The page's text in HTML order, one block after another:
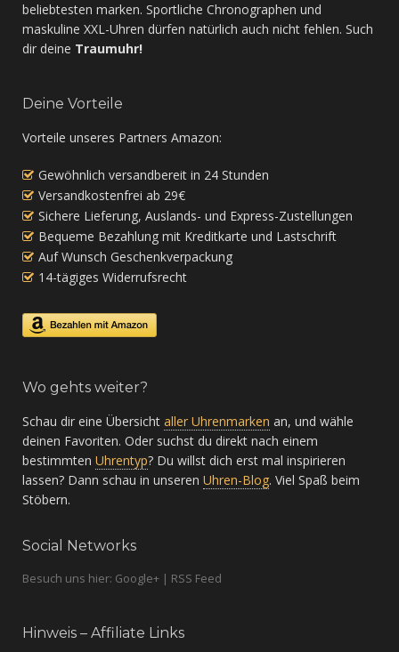
beliebtesten marken. Sportliche Chronographen und
maskuline XXL-Uhren dürfen natürlich auch nicht fehlen. Such
dir deine Traumuhr!
Deine Vorteile
Vorteile unseres Partners Amazon:
Gewöhnlich versandbereit in 24 Stunden
Versandkostenfrei ab 29€
Sichere Lieferung, Auslands- und Express-Zustellungen
Bequeme Bezahlung mit Kreditkarte und Lastschrift
Auf Wunsch Geschenkverpackung
14-tägiges Widerrufsrecht
Wo gehts weiter?
Schau dir eine Übersicht aller Uhrenmarken an, und wähle
deinen Favoriten. Oder suchst du direkt nach einem
bestimmten Uhrentyp? Du willst dich erst mal inspirieren
lassen? Dann schau in unseren Uhren-Blog. Viel Spaß beim
Stöbern.
Social Networks
Besuch uns hier: Google+ | RSS Feed
Hinweis – Affiliate Links